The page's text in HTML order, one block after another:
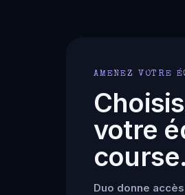
AMENEZ VOTRE
votre
course.
Duo donne